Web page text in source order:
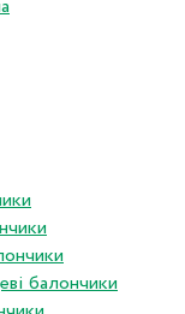
балончики